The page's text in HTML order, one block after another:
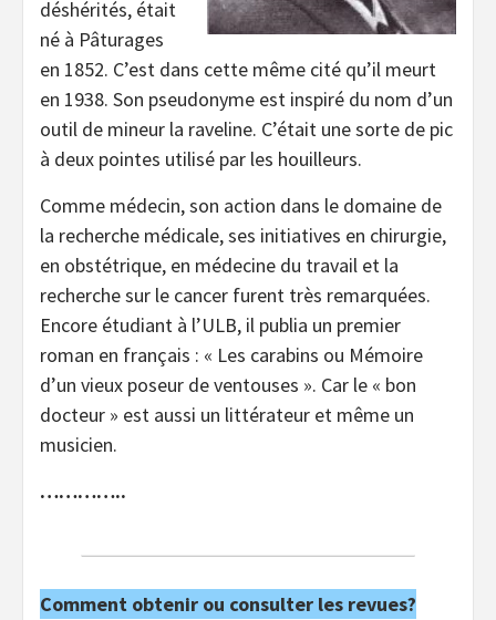
déshérités, était
né à Pâturages
en 1852. C’est dans cette même cité qu’il meurt
en 1938. Son pseudonyme est inspiré du nom d’un
outil de mineur la raveline. C’était une sorte de pic
à deux pointes utilisé par les houilleurs.
Comme médecin, son action dans le domaine de
la recherche médicale, ses initiatives en chirurgie,
en obstétrique, en médecine du travail et la
recherche sur le cancer furent très remarquées.
Encore étudiant à l’ULB, il publia un premier
roman en français : « Les carabins ou Mémoire
d’un vieux poseur de ventouses ». Car le « bon
docteur » est aussi un littérateur et même un
musicien.
…………..
Comment obtenir ou consulter les revues?